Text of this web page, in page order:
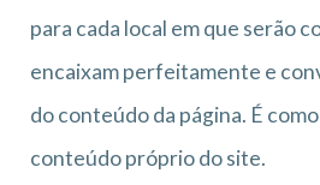
para cada local em que serão
encaixam perfeitamente e
do conteúdo da página. É
conteúdo próprio do site.